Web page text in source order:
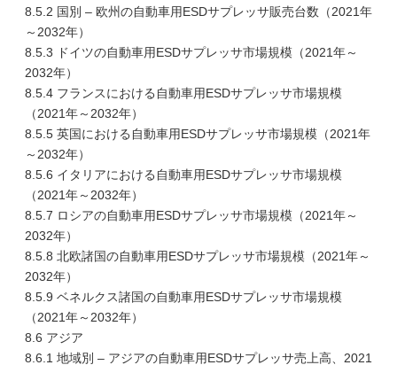
8.5.2 国別 – 欧州の自動車用ESDサプレッサ販売台数（2021年
～2032年）
8.5.3 ドイツの自動車用ESDサプレッサ市場規模（2021年～
2032年）
8.5.4 フランスにおける自動車用ESDサプレッサ市場規模
（2021年～2032年）
8.5.5 英国における自動車用ESDサプレッサ市場規模（2021年
～2032年）
8.5.6 イタリアにおける自動車用ESDサプレッサ市場規模
（2021年～2032年）
8.5.7 ロシアの自動車用ESDサプレッサ市場規模（2021年～
2032年）
8.5.8 北欧諸国の自動車用ESDサプレッサ市場規模（2021年～
2032年）
8.5.9 ベネルクス諸国の自動車用ESDサプレッサ市場規模
（2021年～2032年）
8.6 アジア
8.6.1 地域別 – アジアの自動車用ESDサプレッサ売上高、2021